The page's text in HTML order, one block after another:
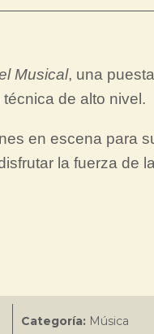
Musical, una
de alto nivel.
en escena para
la fuerza de
Categoría: Música